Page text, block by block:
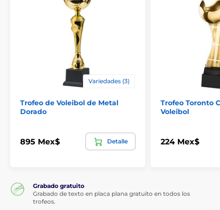
Variedades (3)
Trofeo de Voleibol de Metal
Dorado
895 Mex$ Detalle
Trofeo Toronto
Voleibol
224 Mex$
Grabado gratuito
Grabado de texto en placa plana gratuito en todos los
trofeos.